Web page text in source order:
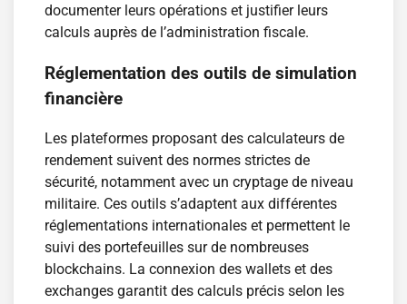
documenter leurs opérations et justifier leurs
calculs auprès de l’administration fiscale.
Réglementation des outils de simulation
financière
Les plateformes proposant des calculateurs de
rendement suivent des normes strictes de
sécurité, notamment avec un cryptage de niveau
militaire. Ces outils s’adaptent aux différentes
réglementations internationales et permettent le
suivi des portefeuilles sur de nombreuses
blockchains. La connexion des wallets et des
exchanges garantit des calculs précis selon les